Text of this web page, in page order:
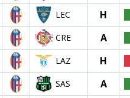
LEC H
CRE A
LAZ H
SAS A